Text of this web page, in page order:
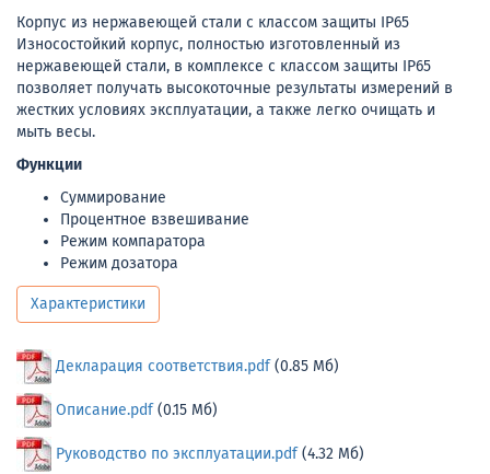
Корпус из нержавеющей стали с классом защиты IP65
Износостойкий корпус, полностью изготовленный из
нержавеющей стали, в комплексе с классом защиты IP65
позволяет получать высокоточные результаты измерений в
жестких условиях эксплуатации, а также легко очищать и
мыть весы.
Функции
Суммирование
Процентное взвешивание
Режим компаратора
Режим дозатора
Характеристики
Декларация соответствия.pdf(0.85 Мб)
Описание.pdf(0.15 Мб)
Руководство по эксплуатации.pdf(4.32 Мб)